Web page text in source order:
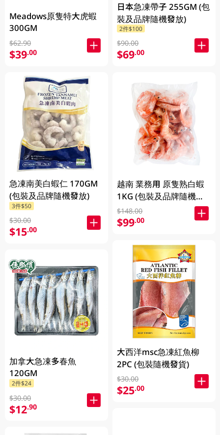
Meadows原隻特大虎蝦
300GM
$62.90
$39.00
急凍南美白蝦仁 170GM
(包裝及品牌隨機發放)
3件$50
$30.00
$15.00
加拿大急凍多春魚
120GM
2件$24
$30.00
$12.90
日本急凍帶子 255GM (包
裝及品牌隨機發放)
2件$100
$90.00
$69.00
越南 業務用 原隻熟白蝦
1KG (包裝及品牌隨機發
放)
$148.00
$99.00
大西洋msc急凍紅魚柳
2PC (包裝隨機發貨)
$30.00
$25.00